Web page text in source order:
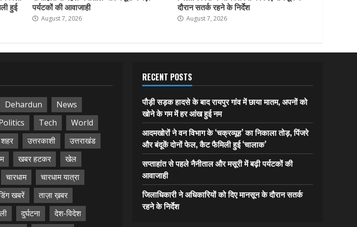
हुई
पर्यटकों की आवाजाही
August 7, 2026
दौरान सतर्क रहने के निर्देश
August 7, 2026
Dehardun
News
Tech
World
उत्तरकाशी
उत्तराखंड
खबर हटकर
खेल
चारधाम
चारधाम यात्रा
खबरें
ताज़ा ख़बर
दुर्घटना
देश-विदेश
RECENT POSTS
पौड़ी सड़क हादसे के बाद रायपुर गांव में छाया मातम, अपनों को
खोने के गम में हर आंख हुई नम
आदमखोरों ने वन विभाग के ‘चक्रव्यूह’ का निकाला तोड़, पिंजरे
और बंदूकें दोनों फेल, कैट फैमिली हुई ‘चालाक’
सप्ताहांत से पहले नैनीताल और मसूरी में बढ़ी पर्यटकों की
आवाजाही
जिलाधिकारी ने अधिकारियों को दिए मानसून के दौरान सतर्क
रहने के निर्देश